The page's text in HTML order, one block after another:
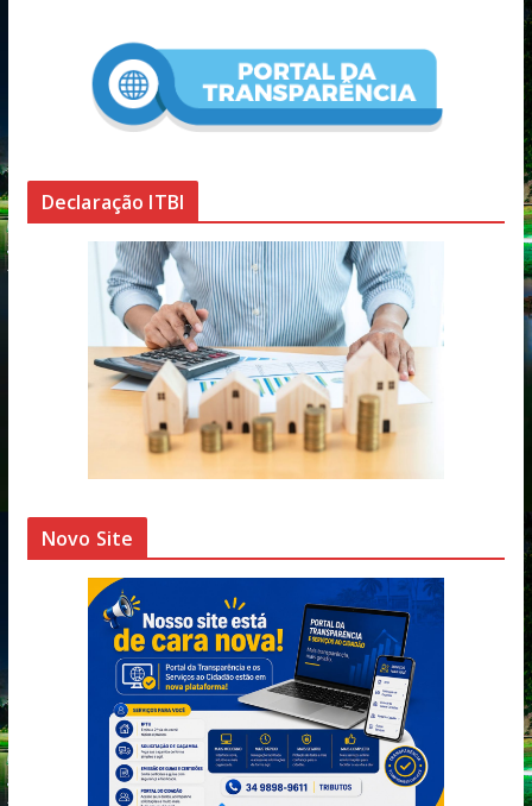
Declaração ITBI
Novo Site